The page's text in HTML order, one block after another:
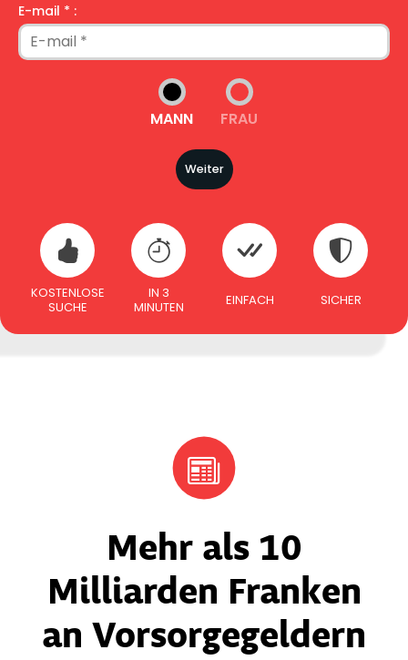
E-mail * :
MANN FRAU
Weiter
KOSTENLOSE
SUCHE
IN 3
MINUTEN
EINFACH SICHER
Mehr als 10
Milliarden Franken
an Vorsorgegeldern